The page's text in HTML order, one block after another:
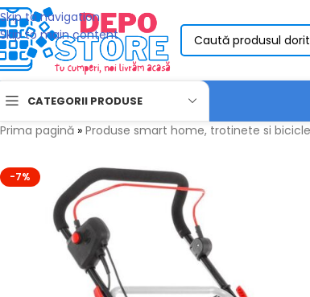
Skip to navigation
Skip to main content
CATEGORII PRODUSE
Prima pagină » Produse smart home, trotinete si
-7%